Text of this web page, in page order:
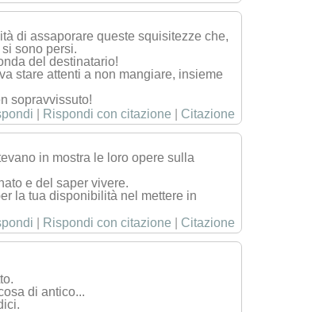
di assaporare queste squisitezze che,
sono persi.
del destinatario!
stare attenti a non mangiare, insieme
sopravvissuto!
Rispondi con citazione Citazione
in mostra le loro opere sulla
e del saper vivere.
la tua disponibilità nel mettere in
Rispondi con citazione Citazione
di antico...